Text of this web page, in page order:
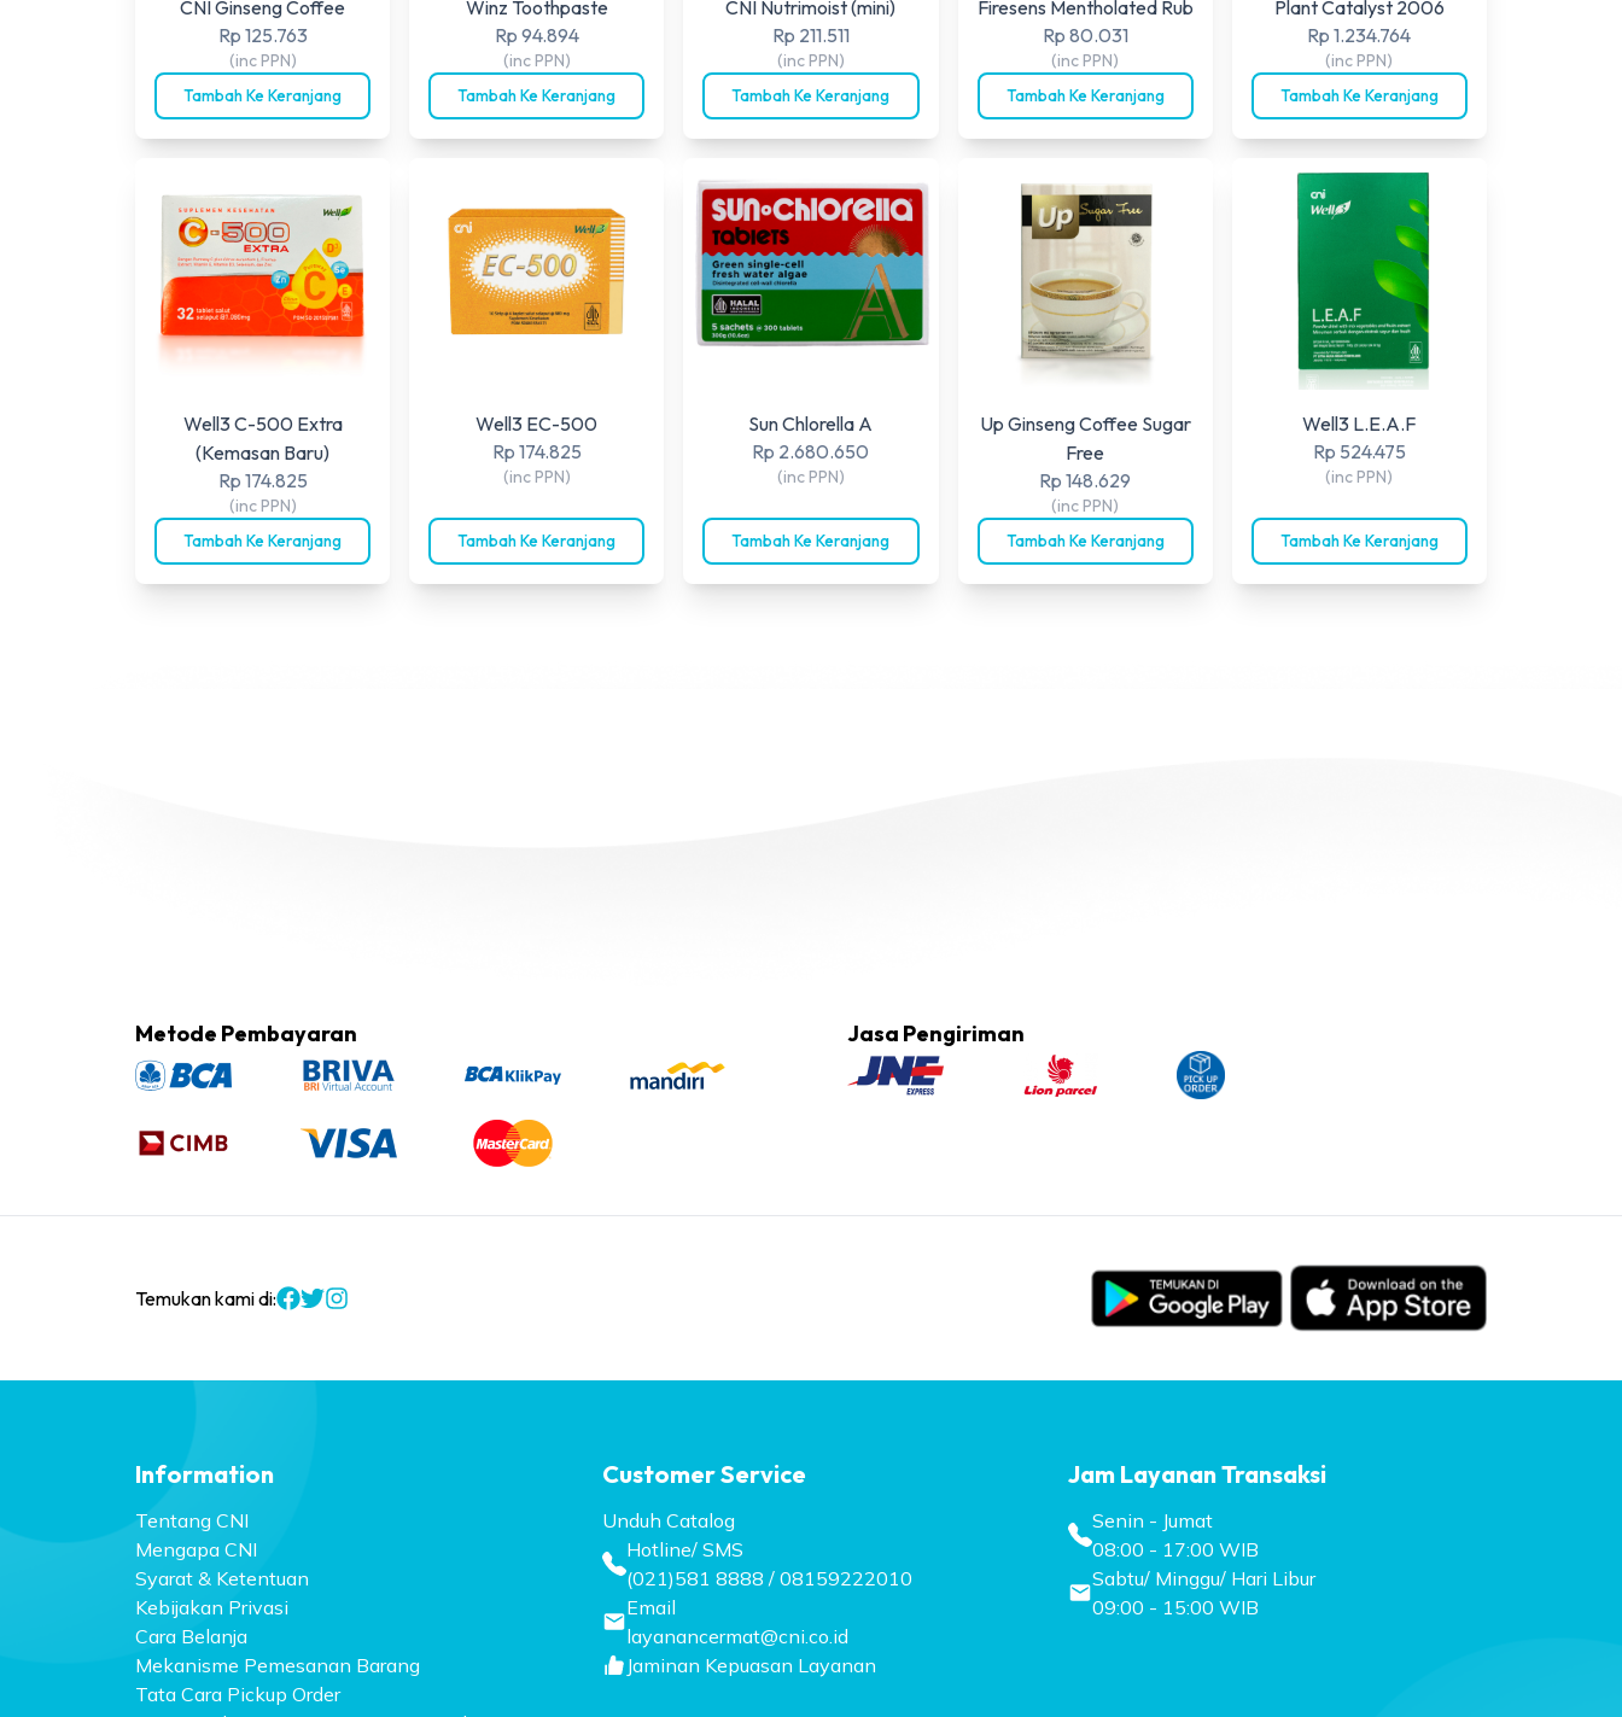
CNI Ginseng Coffee
Rp 125.763
(inc PPN)
Tambah Ke Keranjang
Winz Toothpaste
Rp 94.894
(inc PPN)
Tambah Ke Keranjang
CNI Nutrimoist (mini)
Rp 211.511
(inc PPN)
Tambah Ke Keranjang
Firesens Mentholated Rub
Rp 80.031
(inc PPN)
Tambah Ke Keranjang
Plant Catalyst 2006
Rp 1.234.764
(inc PPN)
Tambah Ke Keranjang
Well3 C-500 Extra
(Kemasan Baru)
Rp 174.825
(inc PPN)
Tambah Ke Keranjang
Well3 EC-500
Rp 174.825
(inc PPN)
Tambah Ke Keranjang
Sun Chlorella A
Rp 2.680.650
(inc PPN)
Tambah Ke Keranjang
Up Ginseng Coffee Sugar
Free
Rp 148.629
(inc PPN)
Tambah Ke Keranjang
Well3 L.E.A.F
Rp 524.475
(inc PPN)
Tambah Ke Keranjang
Metode Pembayaran Jasa Pengiriman
Temukan kami di:
Information
Tentang CNI
Mengapa CNI
Syarat & Ketentuan
Kebijakan Privasi
Cara Belanja
Mekanisme Pemesanan Barang
Tata Cara Pickup Order
Customer Service
Unduh Catalog
Hotline/ SMS
(021)581 8888 / 08159222010
Email
layanancermat@cni.co.id
Jaminan Kepuasan Layanan
Jam Layanan Transaksi
Senin - Jumat
08:00 - 17:00 WIB
Sabtu/ Minggu/ Hari Libur
09:00 - 15:00 WIB